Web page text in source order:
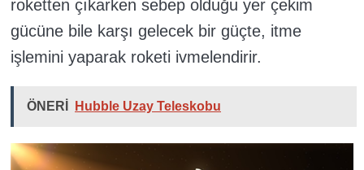
roketten çıkarken sebep olduğu yer çekim
gücüne bile karşı gelecek bir güçte, itme
işlemini yaparak roketi ivmelendirir.
ÖNERİ Hubble Uzay Teleskobu